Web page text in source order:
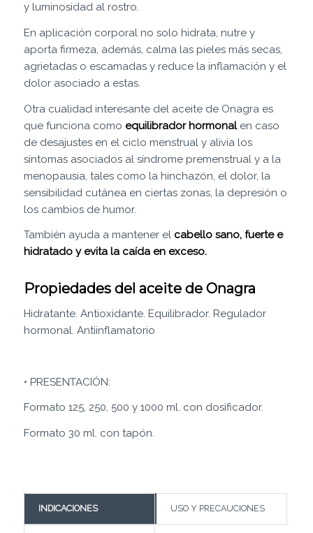
y luminosidad al rostro.
En aplicación corporal no solo hidrata, nutre y
aporta firmeza, además, calma las pieles más secas,
agrietadas o escamadas y reduce la inflamación y el
dolor asociado a estas.
Otra cualidad interesante del aceite de Onagra es
que funciona como equilibrador hormonalen caso
de desajustes en el ciclo menstrual y alivia los
síntomas asociados al síndrome premenstrual y a la
menopausia, tales como la hinchazón, el dolor, la
sensibilidad cutánea en ciertas zonas, la depresión o
los cambios de humor.
También ayuda a mantener el cabello sano, fuerte e
hidratado y evita la caída en exceso.
Propiedades del aceite de Onagra
Hidratante. Antioxidante. Equilibrador. Regulador
hormonal. Antiinflamatorio
• PRESENTACIÓN:
Formato 125, 250, 500 y 1000 ml. con dosificador.
Formato 30 ml. con tapón.
INDICACIONES USO Y PRECAUCIONES